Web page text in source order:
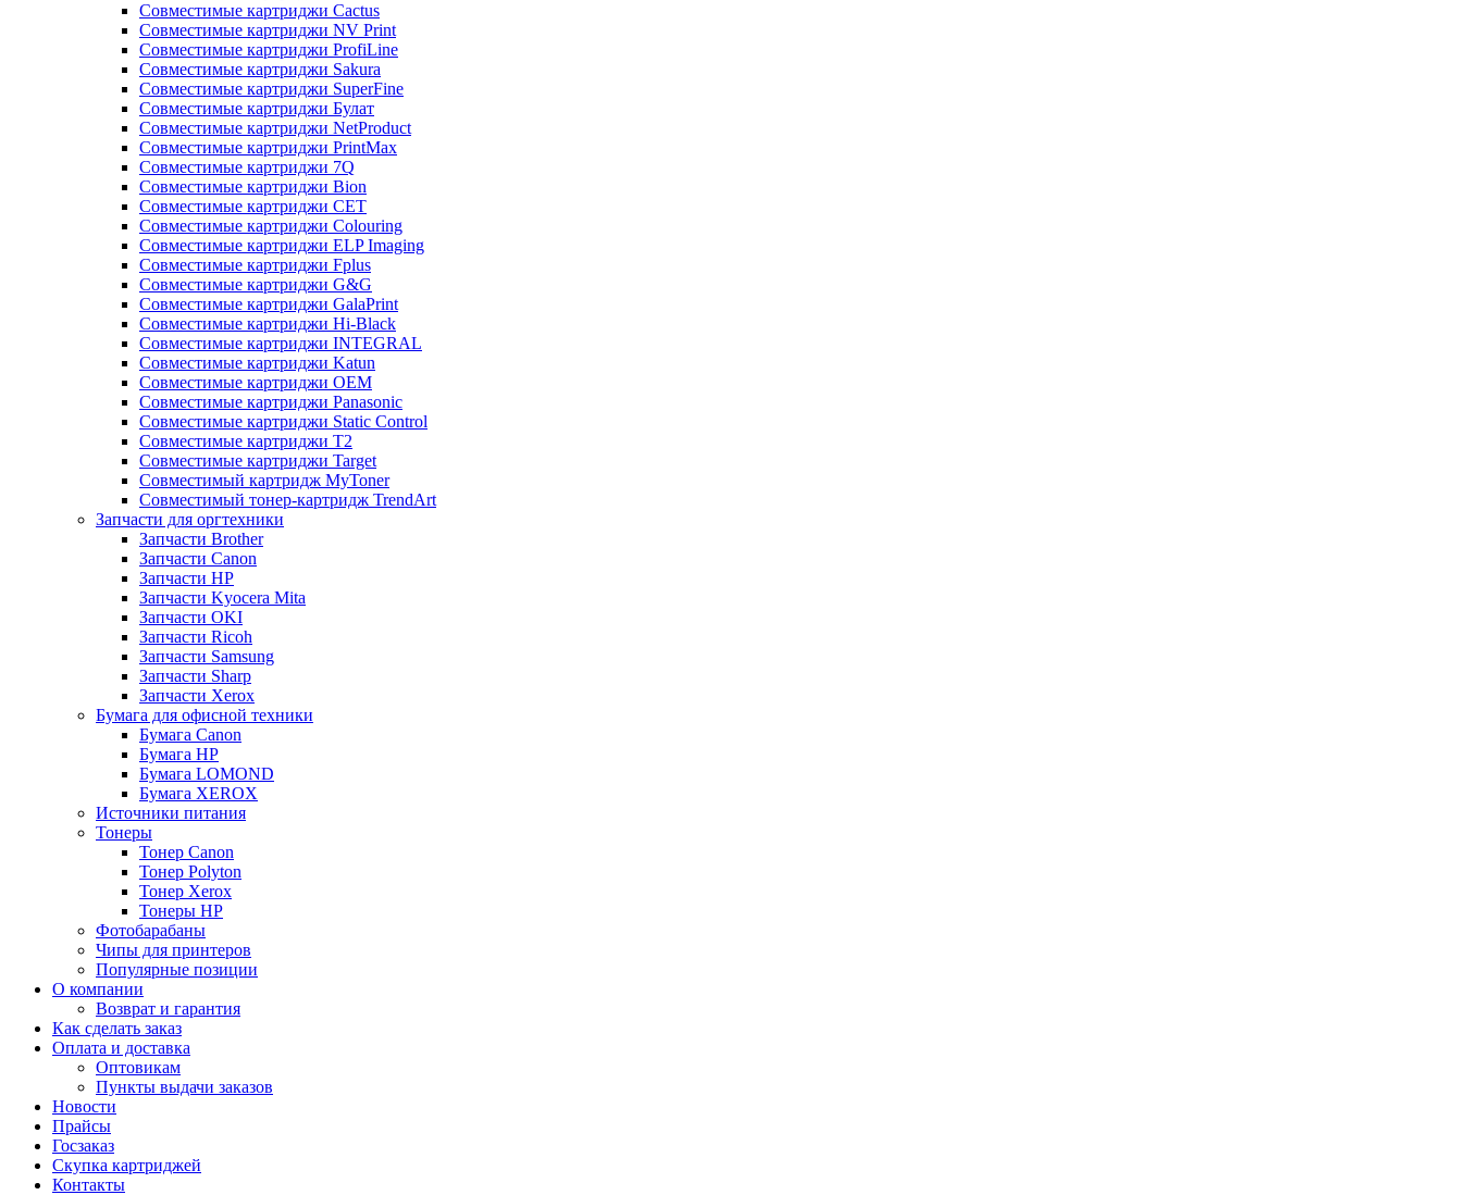
Совместимые картриджи Cactus
Совместимые картриджи NV Print
Совместимые картриджи ProfiLine
Совместимые картриджи Sakura
Совместимые картриджи SuperFine
Совместимые картриджи Булат
Совместимые картриджи NetProduct
Совместимые картриджи PrintMax
Совместимые картриджи 7Q
Совместимые картриджи Bion
Совместимые картриджи CET
Совместимые картриджи Colouring
Совместимые картриджи ELP Imaging
Совместимые картриджи Fplus
Совместимые картриджи G&G
Совместимые картриджи GalaPrint
Совместимые картриджи Hi-Black
Совместимые картриджи INTEGRAL
Совместимые картриджи Katun
Совместимые картриджи OEM
Совместимые картриджи Panasonic
Совместимые картриджи Static Control
Совместимые картриджи T2
Совместимые картриджи Target
Совместимый картридж MyToner
Совместимый тонер-картридж TrendArt
Запчасти для оргтехники
Запчасти Brother
Запчасти Canon
Запчасти HP
Запчасти Kyocera Mita
Запчасти OKI
Запчасти Ricoh
Запчасти Samsung
Запчасти Sharp
Запчасти Xerox
Бумага для офисной техники
Бумага Canon
Бумага HP
Бумага LOMOND
Бумага XEROX
Источники питания
Тонеры
Тонер Canon
Тонер Polyton
Тонер Xerox
Тонеры HP
Фотобарабаны
Чипы для принтеров
Популярные позиции
О компании
Возврат и гарантия
Как сделать заказ
Оплата и доставка
Оптовикам
Пункты выдачи заказов
Новости
Прайсы
Госзаказ
Скупка картриджей
Контакты